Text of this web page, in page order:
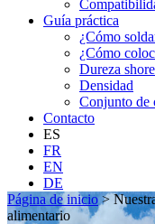
Guía práctica
¿Cómo
¿Cómo
Dureza shore
Densidad
Conjunto de
Contacto
ES
FR
EN
DE
Página de inicio>
alimentario